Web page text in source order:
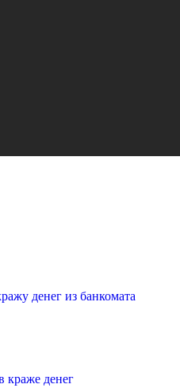
денег из банкомата
краже денег